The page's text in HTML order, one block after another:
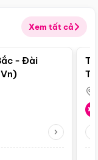
Xem tất cả
Điểm nổi bật
- Đài